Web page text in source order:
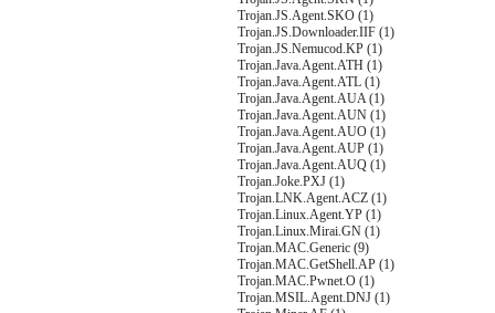
Trojan.JS.Agent.SKO (1)
Trojan.JS.Downloader.IIF (1)
Trojan.JS.Nemucod.KP (1)
Trojan.Java.Agent.ATH (1)
Trojan.Java.Agent.ATL (1)
Trojan.Java.Agent.AUA (1)
Trojan.Java.Agent.AUN (1)
Trojan.Java.Agent.AUO (1)
Trojan.Java.Agent.AUP (1)
Trojan.Java.Agent.AUQ (1)
Trojan.Joke.PXJ (1)
Trojan.LNK.Agent.ACZ (1)
Trojan.Linux.Agent.YP (1)
Trojan.Linux.Mirai.GN (1)
Trojan.MAC.Generic (9)
Trojan.MAC.GetShell.AP (1)
Trojan.MAC.Pwnet.O (1)
Trojan.MSIL.Agent.DNJ (1)